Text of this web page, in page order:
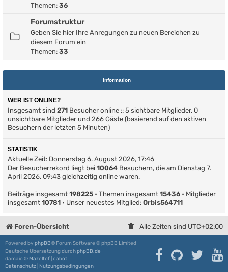
Themen: 36
Forumstruktur
Geben Sie hier Ihre Anregungen zu neuen Bereichen zu
diesem Forum ein
Themen: 33
Information
WER IST ONLINE?
Insgesamt sind 271 Besucher online :: 5 sichtbare Mitglieder, 0
unsichtbare Mitglieder und 266 Gäste (basierend auf den aktiven
Besuchern der letzten 5 Minuten)
STATISTIK
Aktuelle Zeit: Donnerstag 6. August 2026, 17:46
Der Besucherrekord liegt bei 10064 Besuchern, die am Dienstag 7.
April 2026, 09:43 gleichzeitig online waren.
Beiträge insgesamt 198225 • Themen insgesamt 15436 • Mitglieder
insgesamt 10781 • Unser neuestes Mitglied: Orbis564711
Foren-Übersicht Alle Zeiten sind UTC+02:00
Powered by phpBB® Forum Software © phpBB Limited
Deutsche Übersetzung durchphpBB.de
damaïo © Mazeltof cabot
Datenschutz Nutzungsbedingungen